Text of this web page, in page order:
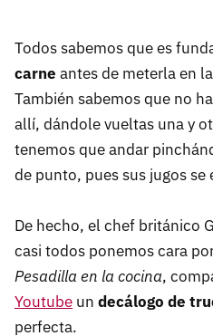
Todos sabemos que es
carne antes de meterla en
También sabemos que no
allí, dándole vueltas una y
tenemos que andar
de punto, pues sus jugos se
De hecho, el chef británico
casi todos ponemos cara
Pesadilla en la cocina,
Youtube un decálogo de
perfecta.